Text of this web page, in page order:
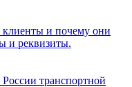
и почему они
и реквизиты.
транспортной